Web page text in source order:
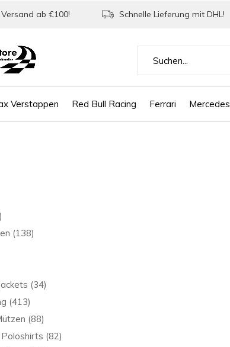
Verstappen Red Bull Racing Ferrari Mercedes
ab €100! Schnelle Lieferung mit DHL!
(138)
(34)
(413)
(88)
(82)